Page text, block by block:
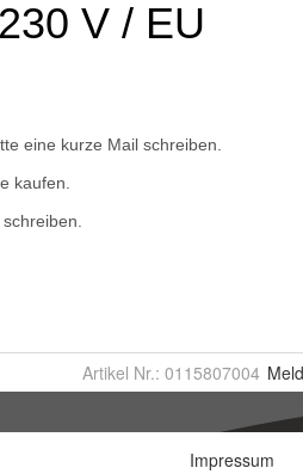
Artikel Nr.: 0115807004
Impressum